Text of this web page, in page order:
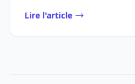
Lire l'article